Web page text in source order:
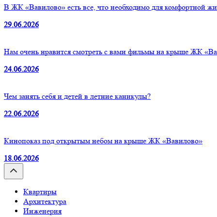
В ЖК «Вавилово» есть все, что необходимо для комфортной
29.06.2026
Нам очень нравится смотреть с вами фильмы на крыше ЖК
24.06.2026
Чем занять себя и детей в летние каникулы?
22.06.2026
Кинопоказ под открытым небом на крыше ЖК «Вавилово»
18.06.2026
Квартиры
Архитектура
Инженерия